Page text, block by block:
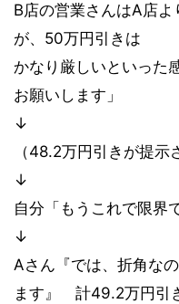
B店の営業さんはA店
が、50万円引きは
かなり厳しいといった
お願いします」
↓
（48.2万円引きが提示
↓
自分「もうこれで限界
↓
Aさん『では、折角な
ます』 計49.2万円引